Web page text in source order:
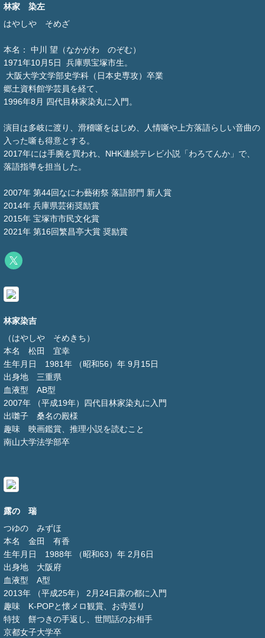
林家 染左
はやしや そめざ
本名： 中川 望（なかがわ のぞむ）
1971年10月5日 兵庫県宝塚市生。
大阪大学文学部史学科（日本史専攻）卒業
郷土資料館学芸員を経て、
1996年8月 四代目林家染丸に入門。
演目は多岐に渡り、滑稽噺をはじめ、人情噺や上方落語らしい音曲の
入った噺も得意とする。
2017年には手腕を買われ、NHK連続テレビ小説「わろてんか」で、
落語指導を担当した。
2007年 第44回なにわ藝術祭 落語部門 新人賞
2014年 兵庫県芸術奨励賞
2015年 宝塚市市民文化賞
2021年 第16回繁昌亭大賞 奨励賞
林家染吉
（はやしや そめきち）
本名 松田 宜幸
生年月日 1981年 （昭和56）年 9月15日
出身地 三重県
血液型 AB型
2007年 （平成19年）四代目林家染丸に入門
出囃子 桑名の殿様
趣味 映画鑑賞、推理小説を読むこと
南山大学法学部卒
露の 瑞
つゆの みずほ
本名 金田 有香
生年月日 1988年 （昭和63）年 2月6日
出身地 大阪府
血液型 A型
2013年 （平成25年） 2月24日露の都に入門
趣味 K-POPと懐メロ観賞、お寺巡り
特技 餅つきの手返し、世間話のお相手
京都女子大学卒